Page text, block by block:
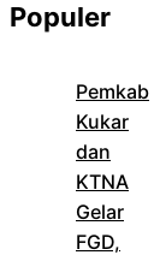
Populer
Pemkab
Kukar
dan
KTNA
Gelar
FGD,